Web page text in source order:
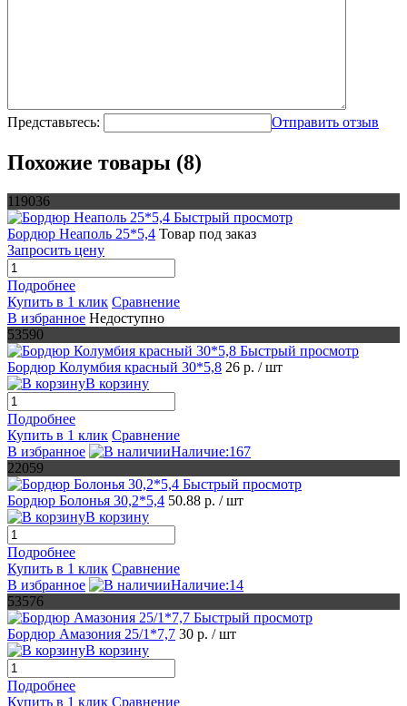
Представьтесь: Отправить отзыв
Похожие товары (8)
119036
Быстрый просмотр
Бордюр Неаполь 25*5,4 Товар под заказ
Запросить цену
Подробнее
Купить в 1 клик Сравнение
В избранное Недоступно
53590
Быстрый просмотр
Бордюр Колумбия красный 30*5,8 26 р. / шт
В корзину
Подробнее
Купить в 1 клик Сравнение
В избранное
Наличие:167
22059
Быстрый просмотр
Бордюр Болонья 30,2*5,4 50.88 р. / шт
В корзину
Подробнее
Купить в 1 клик Сравнение
В избранное
Наличие:14
53576
Быстрый просмотр
Бордюр Амазония 25/1*7,7 30 р. / шт
В корзину
Подробнее
Купить в 1 клик Сравнение